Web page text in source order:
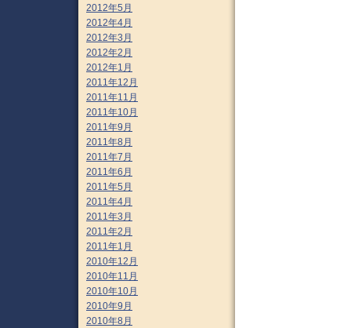
2012年5月
2012年4月
2012年3月
2012年2月
2012年1月
2011年12月
2011年11月
2011年10月
2011年9月
2011年8月
2011年7月
2011年6月
2011年5月
2011年4月
2011年3月
2011年2月
2011年1月
2010年12月
2010年11月
2010年10月
2010年9月
2010年8月